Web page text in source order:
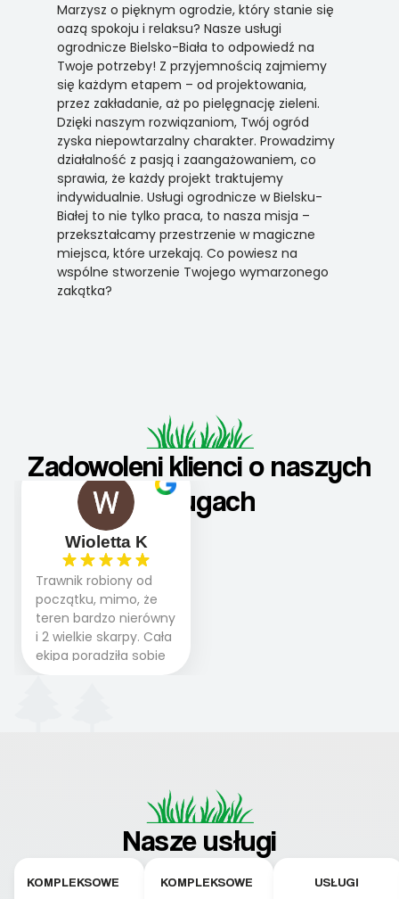
Marzysz o pięknym ogrodzie, który stanie się
oazą spokoju i relaksu? Nasze usługi
ogrodnicze Bielsko-Biała to odpowiedź na
Twoje potrzeby! Z przyjemnością zajmiemy
się każdym etapem – od projektowania,
przez zakładanie, aż po pielęgnację zieleni.
Dzięki naszym rozwiązaniom, Twój ogród
zyska niepowtarzalny charakter. Prowadzimy
działalność z pasją i zaangażowaniem, co
sprawia, że każdy projekt traktujemy
indywidualnie. Usługi ogrodnicze w Bielsku-
Białej to nie tylko praca, to nasza misja –
przekształcamy przestrzenie w magiczne
miejsca, które urzekają. Co powiesz na
wspólne stworzenie Twojego wymarzonego
zakątka?
Zadowoleni klienci o naszych
usługach
Wioletta K
Trawnik robiony od
początku, mimo, że
teren bardzo nierówny
i 2 wielkie skarpy. Cała
ekipa poradziła sobie
WSPANIALE od
pielęgnacji trawnika
teraz i na późniejszym
etapie jest dużym
plusem. Teraz razem
z dzieckiem i małym
Nasze usługi
KOMPLEKSOWE
KOMPLEKSOWE
USŁUGI